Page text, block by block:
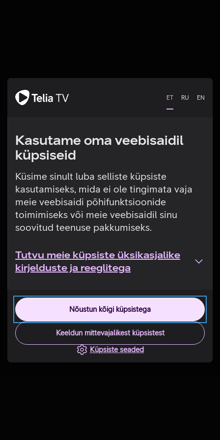
ET RU EN
Kasutame oma veebisaidil
küpsiseid
Küsime sinult luba selliste küpsiste
kasutamiseks, mida ei ole tingimata vaja
meie veebisaidi põhifunktsioonide
toimimiseks või meie veebisaidil sinu
soovitud teenuse pakkumiseks.
Tutvu meie küpsiste üksikasjalike
kirjelduste ja reeglitega
Nõustun kõigi küpsistega
Keeldun mittevajalikest küpsistest
Küpsiste seaded
Tehniline viga